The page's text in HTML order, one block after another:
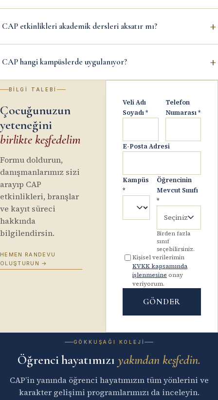
CAP etkinlikleri akademik dersleri aksatır mı? +
CAP hangi kampüslerde uygulanıyor? +
BILGI TALEBI
Çocuğunuzun
yeteneğini
birlikte keşfedelim
Formu doldurun,
danışmanlarımız sizi
arayıp CAP
etkinlikleri, branşlar
ve kayıt süreci
hakkında
bilgilendirsin.
HEMEN RANDEVU
OLUŞTURUN →
Veli Adı
Soyadı*
Telefon
Numarası*
E-Posta Adresi
Kampüs
*
Öğrencinin
Mevcut Sınıfı
*
Seçiniz
Birden fazla
sınıf
seçebilirsiniz.
Kişisel verilerimin
KVKK kapsamında
işlenmesine onay
veriyorum.
GÖNDER
GÖKKUŞAĞI KOLEJI
Öğrenci hayatımızı yakından keşfedin.
CAP’in yanında öğrenci hayatımızın tüm yönlerini ve
karakter gelişimi programlarımızı da inceleyin.